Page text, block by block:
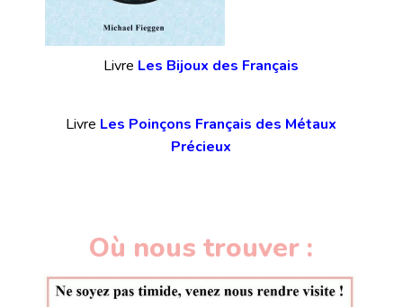
Livre Les Bijoux des Français
Livre Les Poinçons Français des Métaux
Précieux
Où nous trouver :